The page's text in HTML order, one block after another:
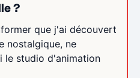
?
que j'ai découvert
nostalgique, ne
le studio d'animation